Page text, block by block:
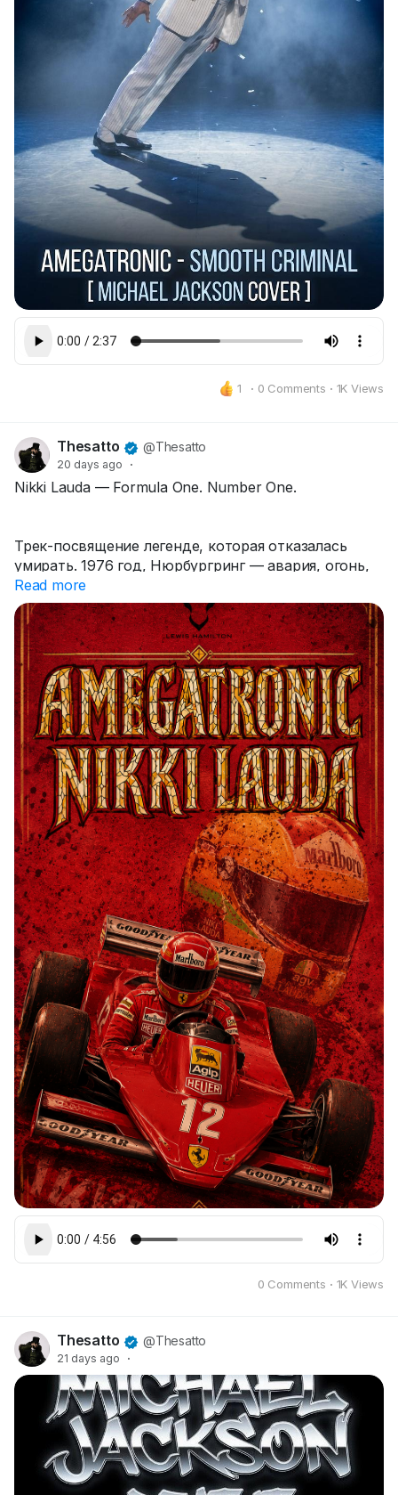
1 · 0 Comments · 1K Views
Thesatto @Thesatto
20 days ago ·
Nikki Lauda — Formula One. Number One.
Трек-посвящение легенде, которая отказалась
умирать. 1976 год, Нюрбургринг — авария, огонь,
страшные ожоги. Врачи не верили. Через 40 дней
он снова сел за руль. Минимал-мелодик-техно, 128
BPM — ритм гоночного круга. Пульсирующий синт
как сердцебиение на старте, два длинных дропа
как прямая Монцы, минорный проигрыш — тишина
пит-стопа. Хриплый голос сквозь радиопомехи:
Nikki Lauda. Ferrari. Number One. Три чемпионских
титула. Человек, который вернулся. Трек не поёт —
он ведёт.
Read more
0 Comments · 1K Views
Thesatto @Thesatto
21 days ago ·